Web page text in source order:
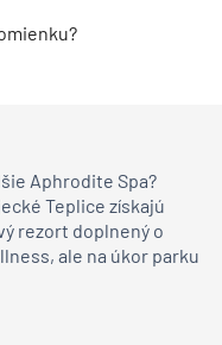
Aphrodite Spa?
Teplice získajú
rezort doplnený o
ale na úkor parku